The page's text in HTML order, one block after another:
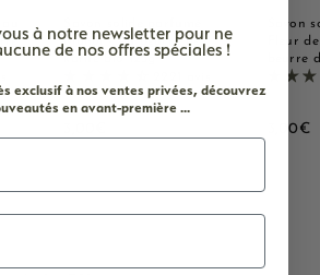
Monoï - Au beurre de
karité bio 125g
0
€
Savon
Fleur
beurre
3,00€3
à notre newsletter pour ne
de nos offres spéciales !
exclusif à nos ventes privées, découvrez
en avant-première ...